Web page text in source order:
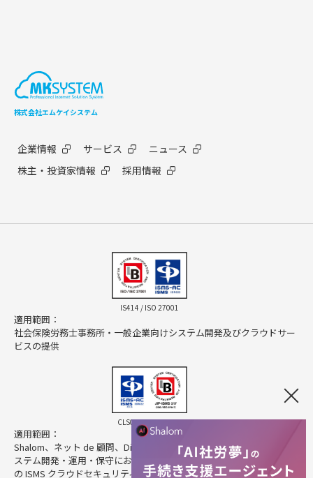
株式会社エムケイシステム
企業情報 サービス
ニュース
株主・投資家情報
採用情報
IS414 / ISO 27001
適用範囲：
社会保険労務士事務所・一般企業向けシステム開発及びクラウドサー
ビスの提供
CLS025 / ISO 27017
適用範囲：
Shalom、ネット de 顧問、Direct HR、Cloud Pocket の提供に係るシ
ステム開発・運用・保守におけるクラウドサービスプロバイダとして
の ISMS クラウドセキュリティ